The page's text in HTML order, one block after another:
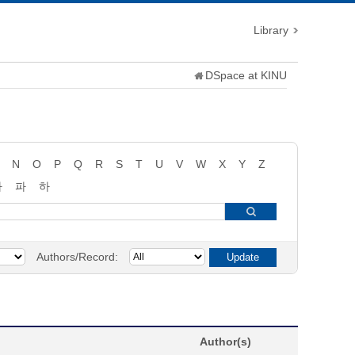
Library
DSpace at KINU
N O P Q R S T U V W X Y
Z
파
하
Authors/Record:
Author(s)